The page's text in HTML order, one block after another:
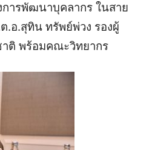
ารพัฒนาบุคลากร ในสาย
.อ.สุทิน ทรัพย์พ่วง รองผู้
ติ พร้อมคณะวิทยากร